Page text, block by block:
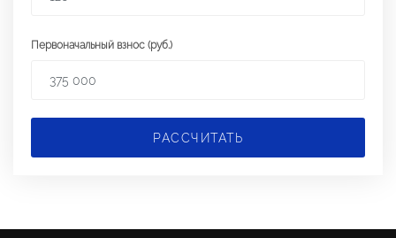
Первоначальный взнос (руб.)
РАССЧИТАТЬ